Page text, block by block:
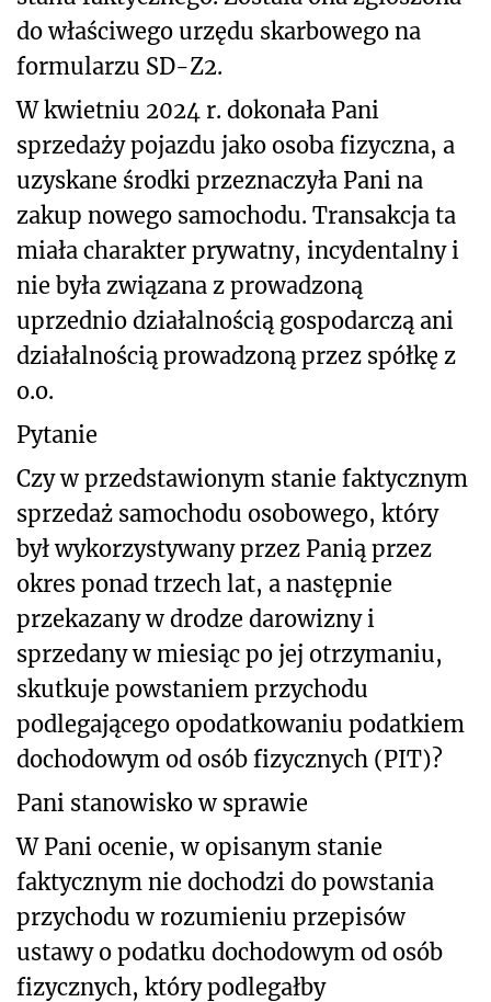
do właściwego urzędu skarbowego na
formularzu SD-Z2.
W kwietniu 2024 r. dokonała Pani
sprzedaży pojazdu jako osoba fizyczna, a
uzyskane środki przeznaczyła Pani na
zakup nowego samochodu. Transakcja ta
miała charakter prywatny, incydentalny i
nie była związana z prowadzoną
uprzednio działalnością gospodarczą ani
działalnością prowadzoną przez spółkę z
o.o.
Pytanie
Czy w przedstawionym stanie faktycznym
sprzedaż samochodu osobowego, który
był wykorzystywany przez Panią przez
okres ponad trzech lat, a następnie
przekazany w drodze darowizny i
sprzedany w miesiąc po jej otrzymaniu,
skutkuje powstaniem przychodu
podlegającego opodatkowaniu podatkiem
dochodowym od osób fizycznych (PIT)?
Pani stanowisko w sprawie
W Pani ocenie, w opisanym stanie
faktycznym nie dochodzi do powstania
przychodu w rozumieniu przepisów
ustawy o podatku dochodowym od osób
fizycznych, który podlegałby